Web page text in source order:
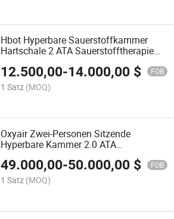
Hbot Hyperbare Sauerstoffkammer
Hartschale 2 ATA Sauerstofftherapie
12.500,00-14.000,00 $ FOB
1 Satz (MOQ)
Oxyair Zwei-Personen Sitzende
Hyperbare Kammer 2.0 ATA
Sauerstoffkammer für die klinische
Nutzung mit Luftkühler
49.000,00-50.000,00 $ FOB
1 Satz (MOQ)